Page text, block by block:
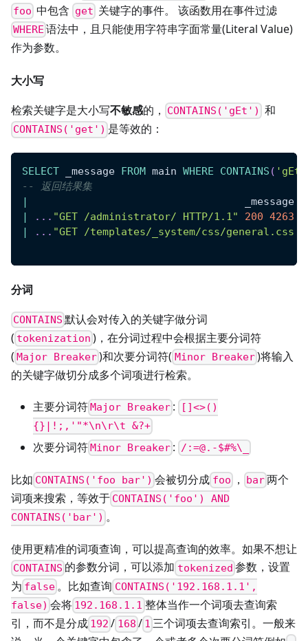
foo 中包含 get 关键字的事件。 该函数用在事件过滤
WHERE 语法中，且只能使用字符串字面常量(Literal Value)
作为参数。
大小写
检索关键字是大小写不敏感的， CONTAINS('gEt') 和
CONTAINS('get') 是等效的：
SELECT _message FROM main WHERE CONTAINS ( 'gEt'
-- 返回结果集
|
|
. . . "GET /administrator/ HTTP/1.1" 200 4263
|
. . . "GET /templates/_system/css/general.css
分词
CONTAINS 默认会对传入的关键字做分词
( tokenization )，在分词过程中会根据主要分词符
( Major Breaker)和次要分词符( Minor Breaker)将输入
的关键字做切分成多个词项进行检索。
主要分词符 Major Breaker :
[]<>()
{}|!;,'"*\n\r\t &?+
次要分词符Minor Breaker : /:=@.-$#%\_
比如 CONTAINS('foo bar') 会被切分成 foo ， bar两个
词项来搜索，等效于 CONTAINS('foo') AND
CONTAINS('bar') 。
使用更精准的词项查询，可以提高查询的效率。如果不想让
CONTAINS 的参数分词，可以添加 tokenized 参数，设置
为 false 。比如查询 CONTAINS('192.168.1.1',
false) 会将 192.168.1.1 整体当作一个词项去查询索
引，而不是分成 192 / 168 / 1 三个词项去查询索引。一般来